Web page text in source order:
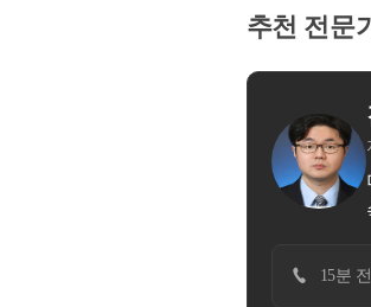
지,
5. 부
수많
안내
멘붕
관
고 다른 의
라지만...
살려 조사
고 꼼꼼히
무 힘드시
니다. 이번
초가을 건
인사업자)
득세 과세(
하지요.의
거액의 세
케이스였
있겠다는
고, 관할 세
었기에...
도는 신청
추천 전문
장 납세자의 든든한 파트너가 되어드리겠
50,000원